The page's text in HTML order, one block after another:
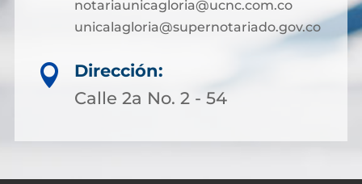
notariaunicagloria@ucnc.com.co
unicalagloria@supernotariado.gov.co

Dirección:
Calle 2a No. 2 - 54